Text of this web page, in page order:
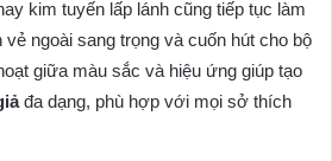
kim tuyến lấp lánh cũng tiếp tục làm
ngoài sang trọng và cuốn hút cho bộ
giữa màu sắc và hiệu ứng giúp tạo
đa dạng, phù hợp với mọi sở thích